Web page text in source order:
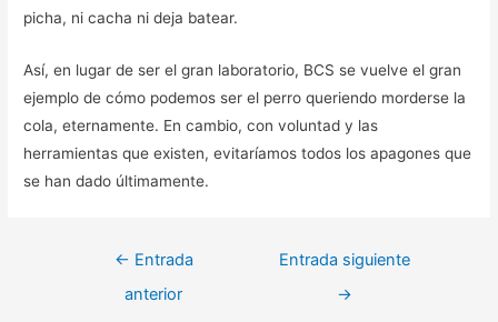
picha, ni cacha ni deja batear.
Así, en lugar de ser el gran laboratorio, BCS se vuelve el gran
ejemplo de cómo podemos ser el perro queriendo morderse la
cola, eternamente. En cambio, con voluntad y las
herramientas que existen, evitaríamos todos los apagones que
se han dado últimamente.
Navegación
← Entrada
anterior
Entrada siguiente
→